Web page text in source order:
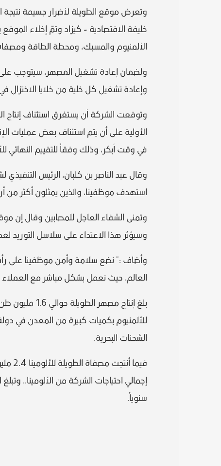
وتعرض موقع الطويلة لأضرار جسيمة نتيجة
خليفة الاقتصادية - كيزاد وتمّ إخلاء
الألمنيوم والمسبك، ومحطة الطاقة ومصفاة
ولضمان إعادة تشغيل المصهر، سيتوجب على
وإعادة تشغيل كل خلية من خلايا الاختزال
الأولية على أن يتم استئناف بعض عمليات
في وقت أبكر، وذلك وفقاً للتقييم النهائي
وقال عبد الناصر بن كلبان، الرئيس
استهدف موظفينا، والذين يمثلون أكثر من
وتمنى الشفاء العاجل للمصابين وقال إن
وسيؤثر هذا الاعتداء على سلاسل التوريد
وأضاف :" نضع سلامة وأمن موظفينا على
العالم، حيث نعمل بشكل مباشر مع العملاء
للألمنيوم بكميات كبيرة من المعدن في
الشحنات البحرية.
سنوياً.